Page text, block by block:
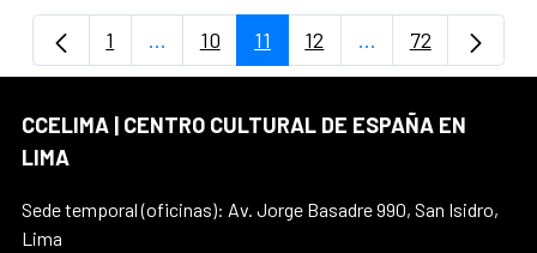
Página
1 ...Páginas intermedias Use TAB para
Página
10 Página
11 Página
12 ...PáginasPágina
72
CCELIMA | CENTRO CULTURAL DE ESPAÑA EN
LIMA
Sede temporal (oficinas): Av. Jorge Basadre 990, San Isidro,
Lima